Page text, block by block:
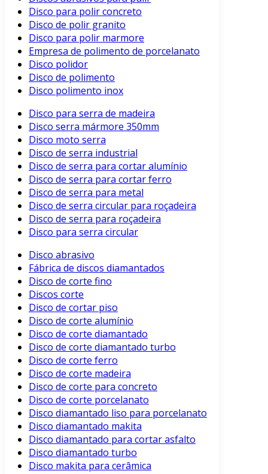
Disco para polir concreto
Disco de polir granito
Disco para polir marmore
Empresa de polimento de porcelanato
Disco polidor
Disco de polimento
Disco polimento inox
Disco para serra de madeira
Disco serra mármore 350mm
Disco moto serra
Disco de serra industrial
Disco de serra para cortar alumínio
Disco de serra para cortar ferro
Disco de serra para metal
Disco de serra circular para roçadeira
Disco de serra para roçadeira
Disco para serra circular
Disco abrasivo
Fábrica de discos diamantados
Disco de corte fino
Discos corte
Disco de cortar piso
Disco de corte alumínio
Disco de corte diamantado
Disco de corte diamantado turbo
Disco de corte ferro
Disco de corte madeira
Disco de corte para concreto
Disco de corte porcelanato
Disco diamantado liso para porcelanato
Disco diamantado makita
Disco diamantado para cortar asfalto
Disco diamantado turbo
Disco makita para cerâmica